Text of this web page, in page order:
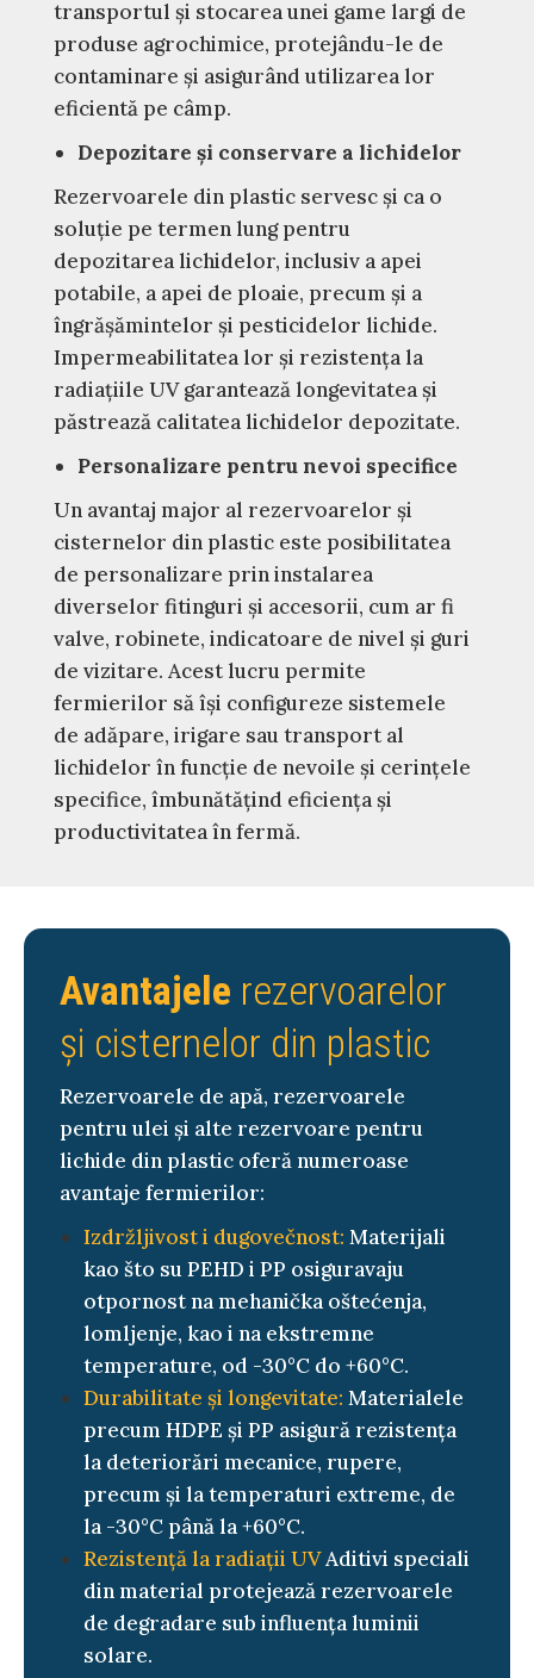
transportul și stocarea unei game largi de
produse agrochimice, protejându-le de
contaminare și asigurând utilizarea lor
eficientă pe câmp.
Depozitare și conservare a lichidelor
Rezervoarele din plastic servesc și ca o
soluție pe termen lung pentru
depozitarea lichidelor, inclusiv a apei
potabile, a apei de ploaie, precum și a
îngrășămintelor și pesticidelor lichide.
Impermeabilitatea lor și rezistența la
radiațiile UV garantează longevitatea și
păstrează calitatea lichidelor depozitate.
Personalizare pentru nevoi specifice
Un avantaj major al rezervoarelor și
cisternelor din plastic este posibilitatea
de personalizare prin instalarea
diverselor fitinguri și accesorii, cum ar fi
valve, robinete, indicatoare de nivel și guri
de vizitare. Acest lucru permite
fermierilor să își configureze sistemele
de adăpare, irigare sau transport al
lichidelor în funcție de nevoile și cerințele
specifice, îmbunătățind eficiența și
productivitatea în fermă.
Avantajele rezervoarelor
și cisternelor din plastic
Rezervoarele de apă, rezervoarele
pentru ulei și alte rezervoare pentru
lichide din plastic oferă numeroase
avantaje fermierilor:
Izdržljivost i dugovečnost: Materijali
kao što su PEHD i PP osiguravaju
otpornost na mehanička oštećenja,
lomljenje, kao i na ekstremne
temperature, od -30°C do +60°C.
Durabilitate și longevitate: Materialele
precum HDPE și PP asigură rezistența
la deteriorări mecanice, rupere,
precum și la temperaturi extreme, de
la -30°C până la +60°C.
Rezistență la radiații UVAditivi speciali
din material protejează rezervoarele
de degradare sub influența luminii
solare.